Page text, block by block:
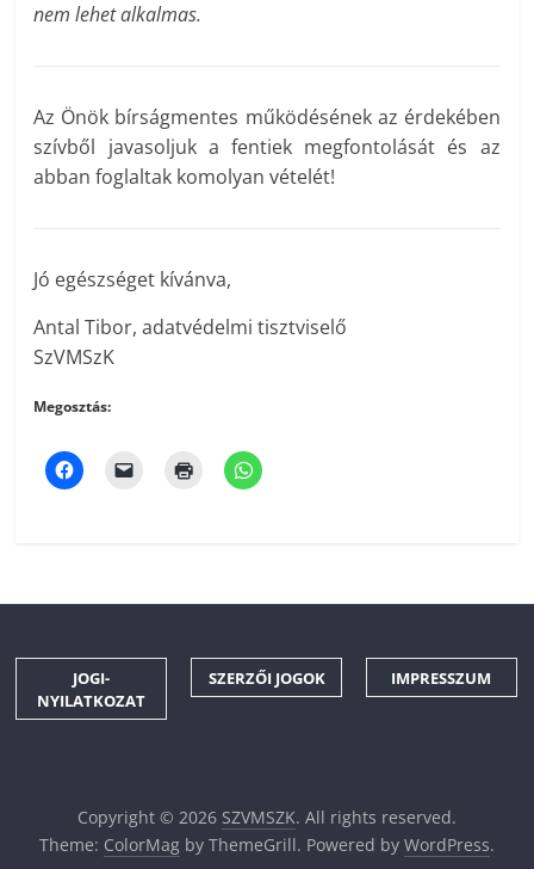
nem lehet alkalmas.
Az Önök bírságmentes működésének az érdekében
szívből javasoljuk a fentiek megfontolását és az
abban foglaltak komolyan vételét!
Jó egészséget kívánva,
Antal Tibor, adatvédelmi tisztviselő
SzVMSzK
Megosztás:
JOGI-
NYILATKOZAT
SZERZŐI JOGOK IMPRESSZUM
Copyright © 2026 SZVMSZK. All rights reserved.
Theme: ColorMagby ThemeGrill. Powered by WordPress.